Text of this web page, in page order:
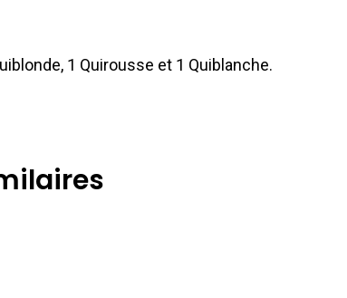
1 Quirousse et 1 Quiblanche.